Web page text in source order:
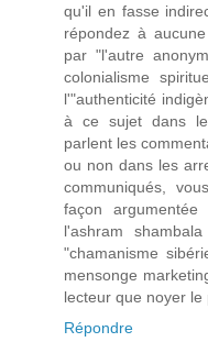
qu'il en fasse
répondez à
par "l'autre
colonialisme
l'"authenticité
à ce sujet dans
parlent les
ou non dans les
communiqués,
façon
l'ashram
"chamanisme
mensonge
lecteur que noyer le
Répondre